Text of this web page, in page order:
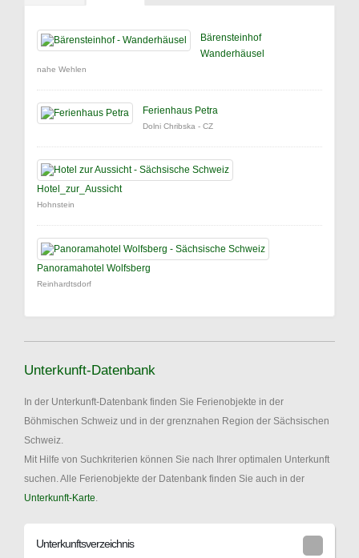
Bärensteinhof
Wanderhäusel
nahe Wehlen
Ferienhaus Petra
Dolni Chribska - CZ
Hotel_zur_Aussicht
Hohnstein
Panoramahotel Wolfsberg
Reinhardtsdorf
Unterkunft-Datenbank
In der Unterkunft-Datenbank finden Sie Ferienobjekte in der
Böhmischen Schweiz und in der grenznahen Region der Sächsischen
Schweiz.
Mit Hilfe von Suchkriterien können Sie nach Ihrer optimalen Unterkunft
suchen. Alle Ferienobjekte der Datenbank finden Sie auch in der
Unterkunft-Karte
Unterkunftsverzeichnis